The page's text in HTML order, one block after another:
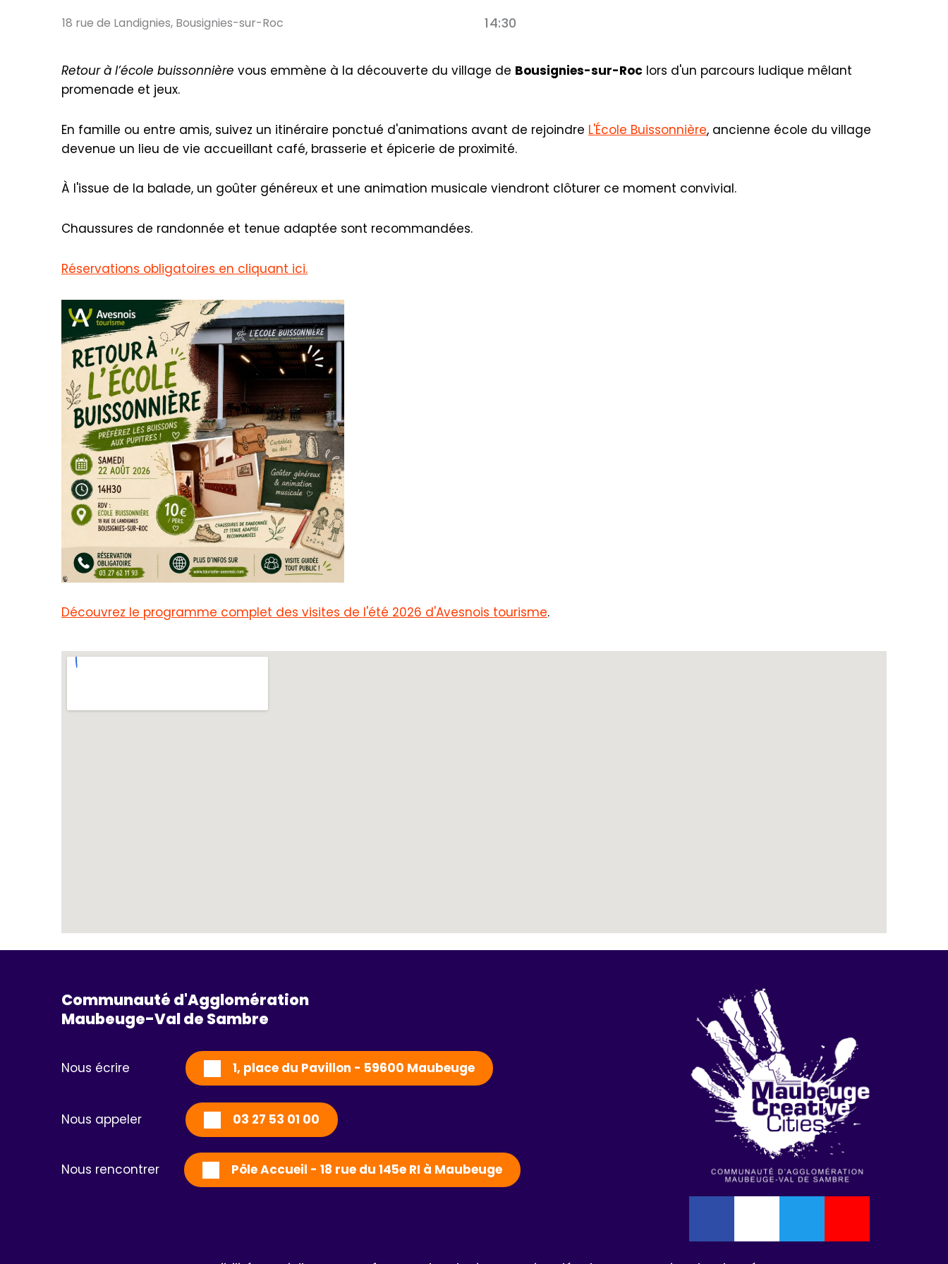
18 rue de Landignies, Bousignies-sur-Roc 14:30
Retour à l’école buissonnière vous emmène à la découverte du village de Bousignies-sur-Roc lors d'un parcours ludique mêlant
promenade et jeux.
En famille ou entre amis, suivez un itinéraire ponctué d'animations avant de rejoindre L'École Buissonnière, ancienne école du village
devenue un lieu de vie accueillant café, brasserie et épicerie de proximité.
À l'issue de la balade, un goûter généreux et une animation musicale viendront clôturer ce moment convivial.
Chaussures de randonnée et tenue adaptée sont recommandées.
Réservations obligatoires en cliquant ici.
Découvrez le programme complet des visites de l'été 2026 d'Avesnois tourisme.
Communauté d'Agglomération
Maubeuge-Val de Sambre
Nous écrire 1, place du Pavillon - 59600 Maubeuge
Nous appeler 03 27 53 01 00
Nous rencontrer Pôle Accueil - 18 rue du 145e RI à Maubeuge